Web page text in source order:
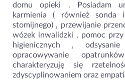
domu opieki . Posiadam
karmienia ( również sonda
stomijnego) , przewijanie
wózek inwalidzki , pomoc
higienicznych ,
opracowywanie
charakteryzuję się
zdyscyplinowaniem oraz